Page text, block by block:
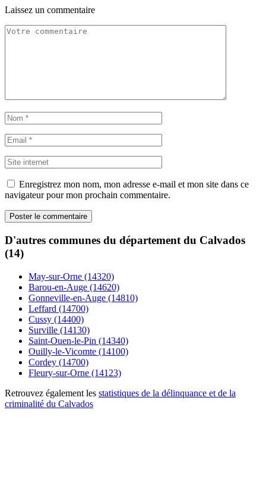
Laissez un commentaire
Enregistrez mon nom, mon adresse e-mail et mon site dans ce
navigateur pour mon prochain commentaire.
D'autres communes du département du Calvados
(14)
May-sur-Orne (14320)
Barou-en-Auge (14620)
Gonneville-en-Auge (14810)
Leffard (14700)
Cussy (14400)
Surville (14130)
Saint-Ouen-le-Pin (14340)
Ouilly-le-Vicomte (14100)
Cordey (14700)
Fleury-sur-Orne (14123)
Retrouvez également les statistiques de la délinquance et de la
criminalité du Calvados